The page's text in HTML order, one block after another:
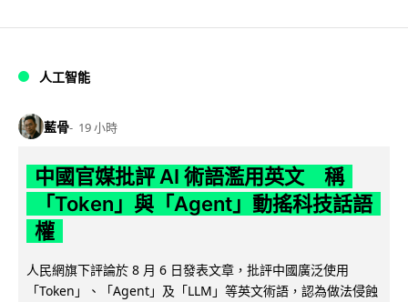
人工智能
藍骨 19 小時
中國官媒批評 AI 術語濫用英文 稱
「Token」與「Agent」動搖科技話語
權
人民網旗下評論於 8 月 6 日發表文章，批評中國廣泛使用
「Token」、「Agent」及「LLM」等英文術語，認為做法侵蝕